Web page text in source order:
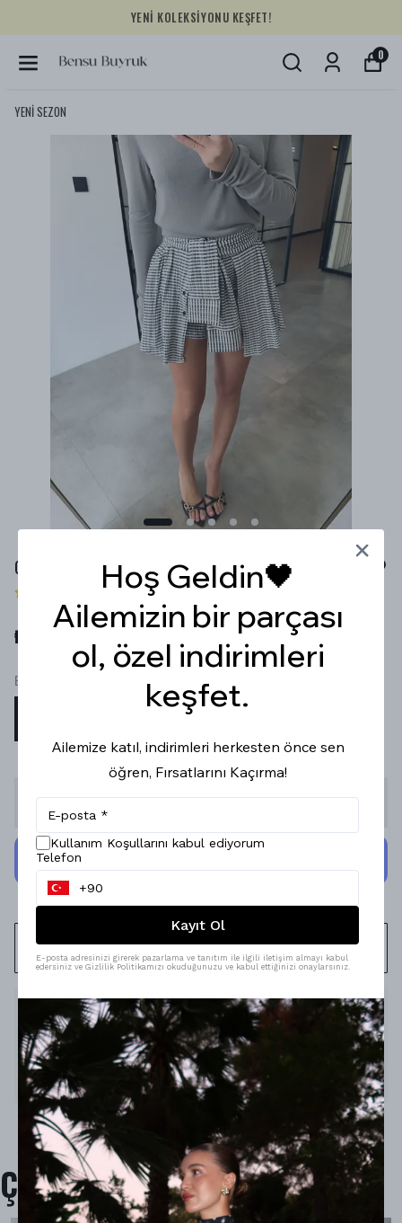
YENİ KOLEKSİYONU KEŞFET!
0
YENİ SEZON
GÖMLEK BAĞLAMALI SİYAH BEYAZ ŞORT ETEK
1 değerlendirme
₺ 999.99
Beden
Stoğa Gelince Haber Ver
WHATSAPP
Ürün Açıklaması
Model Ölçüleri : 167cm/53kg
Modelin Beden : S beden
Ürün İçeriği : -
Ürün Boyu :
Çok Satanlar
Hoş Geldin🖤
Ailemizin bir parçası
ol, özel indirimleri
keşfet.
Ailemize katıl, indirimleri herkesten önce sen
öğren, Fırsatlarını Kaçırma!
Kullanım Koşullarını kabul ediyorum
Telefon
Kayıt Ol
E-posta adresinizi girerek pazarlama ve tanıtım ile ilgili iletişim almayı kabul
edersiniz ve Gizlilik Politikamızı okuduğunuzu ve kabul ettiğinizi onaylarsınız.